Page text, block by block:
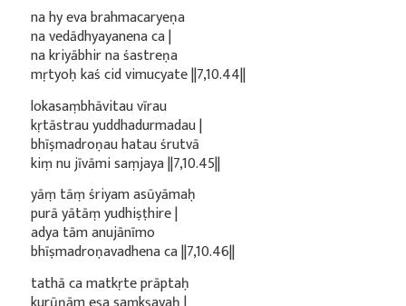
na hy eva brahmacaryeṇa
na vedādhyayanena ca |
na kriyābhir na śastreṇa
mṛtyoḥ kaś cid vimucyate ||7,10.44||
lokasaṃbhāvitau vīrau
kṛtāstrau yuddhadurmadau |
bhīṣmadroṇau hatau śrutvā
kiṃ nu jīvāmi saṃjaya ||7,10.45||
yāṃ tāṃ śriyam asūyāmaḥ
purā yātāṃ yudhiṣṭhire |
adya tām anujānīmo
bhīṣmadroṇavadhena ca ||7,10.46||
tathā ca matkṛte prāptaḥ